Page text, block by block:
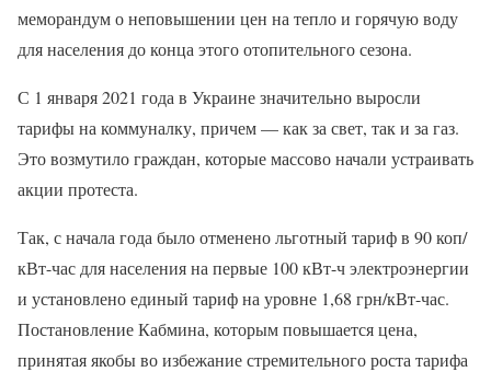
меморандум о неповышении цен на тепло и горячую воду
для населения до конца этого отопительного сезона.
С 1 января 2021 года в Украине значительно выросли
тарифы на коммуналку, причем — как за свет, так и за газ.
Это возмутило граждан, которые массово начали устраивать
акции протеста.
Так, с начала года было отменено льготный тариф в 90 коп/
кВт-час для населения на первые 100 кВт-ч электроэнергии
и установлено единый тариф на уровне 1,68 грн/кВт-час.
Постановление Кабмина, которым повышается цена,
принятая якобы во избежание стремительного роста тарифа